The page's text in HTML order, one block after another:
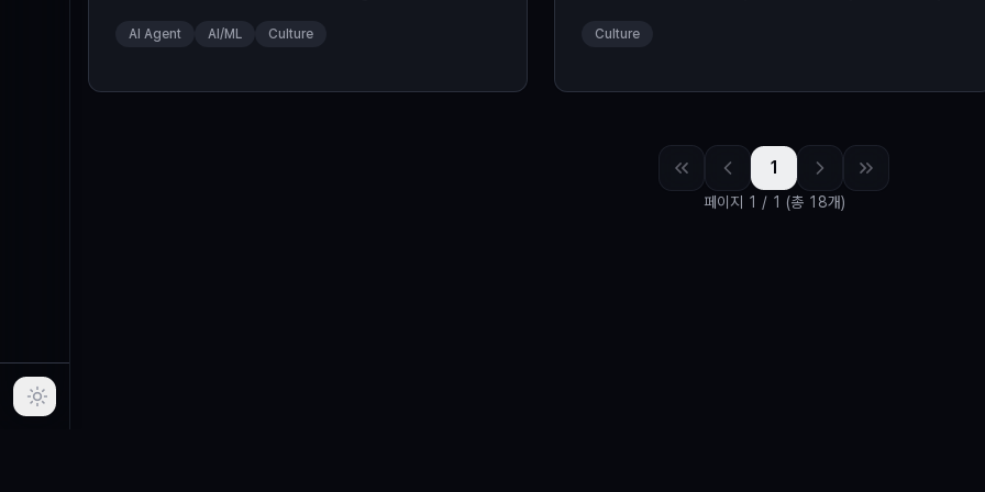
어질까요? ... Read More
AI Agent AI/ML Culture Culture
1
페이지 1 / 1 (총 18개)